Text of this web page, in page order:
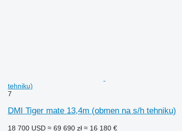
tehniku)
7
DMI Tiger mate 13,4m (obmen na s/h tehniku)
18 700 USD ≈ 69 690 zł ≈ 16 180 €